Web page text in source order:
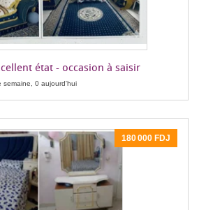
état - occasion à saisir
semaine, 0 aujourd'hui
180 000 FDJ